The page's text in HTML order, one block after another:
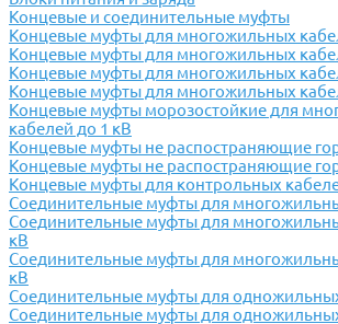
Концевые и соединительные муфты
Концевые муфты для многожильных
Концевые муфты для многожильных
Концевые муфты для многожильных
Концевые муфты для многожильных
Концевые муфты морозостойкие для
кабелей до 1 кВ
Концевые муфты не распостраняющие
Концевые муфты не распостраняющие
Концевые муфты для контрольных
Соединительные муфты для
Соединительные муфты для
кВ
Соединительные муфты для
кВ
Соединительные муфты для
Соединительные муфты для